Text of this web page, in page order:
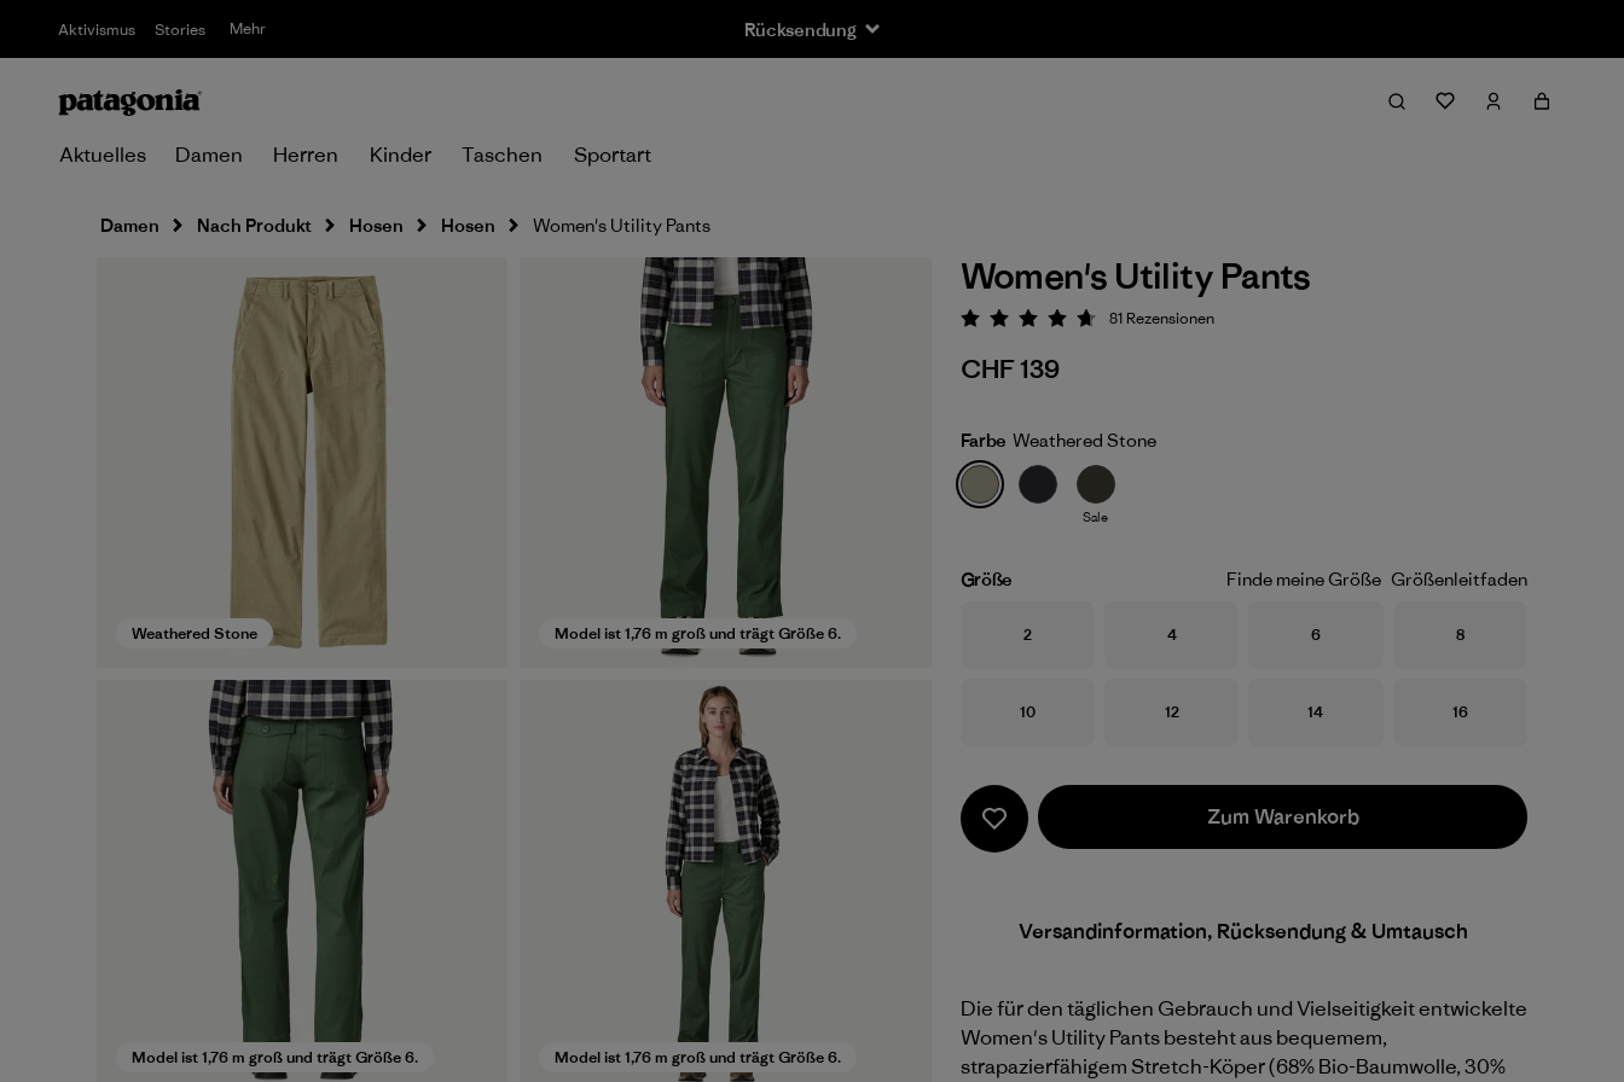
Aktivismus Stories Mehr Rücksendung
Aktuelles Damen Herren Kinder Taschen Sportart
Damen Nach Produkt Hosen Hosen Women's Utility Pants
Weathered Stone Model ist 1,76 m groß und trägt Größe 6.
Model ist 1,76 m groß und trägt Größe 6. Model ist 1,76 m groß und trägt Größe 6.
Women's Utility Pants
Bewertung: 4.7 / 5
81 Rezensionen
CHF 139
Farbe Weathered Stone
Sale
Größe Finde meine Größe Größenleitfaden
Größe
2 Größe
4 Größe
6 Größe
8
Größe
10 Größe
12 Größe
14 Größe
16
Zum Warenkorb
Versandinformation, Rücksendung & Umtausch
Die für den täglichen Gebrauch und Vielseitigkeit entwickelte
Women's Utility Pants besteht aus bequemem,
strapazierfähigem Stretch-Köper (68% Bio-Baumwolle, 30%